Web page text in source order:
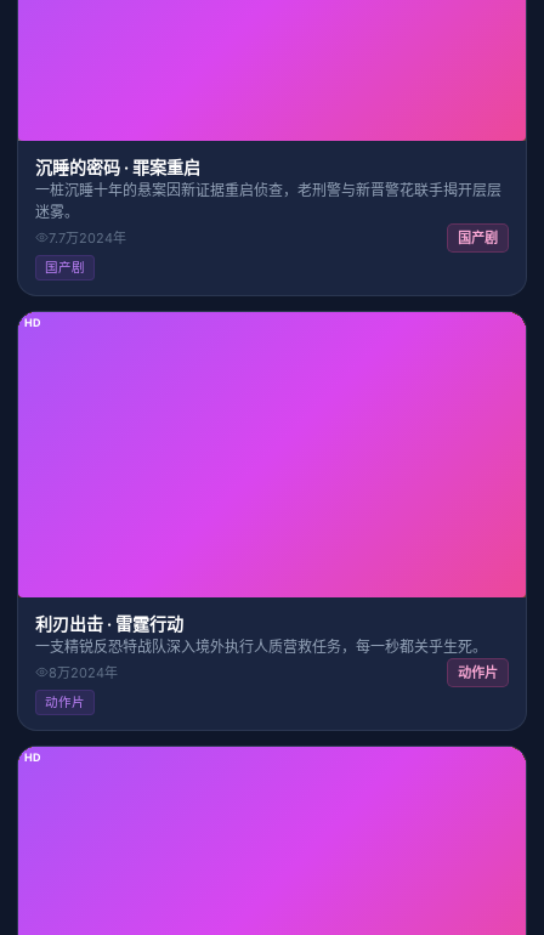
沉睡的密码 · 罪案重启
一桩沉睡十年的悬案因新证据重启侦查，老刑警与新晋警花联手揭开层层
迷雾。
7.7万2024年 国产剧
国产剧
HD
利刃出击 · 雷霆行动
一支精锐反恐特战队深入境外执行人质营救任务，每一秒都关乎生死。
8万2024年 动作片
动作片
HD